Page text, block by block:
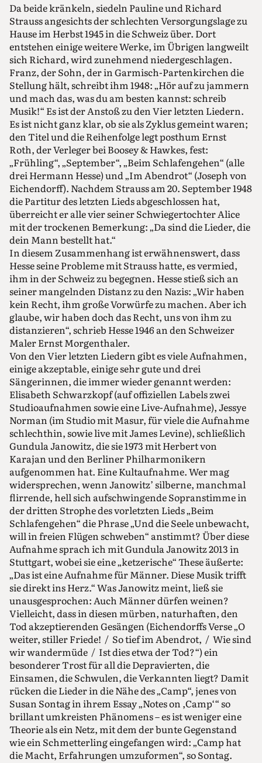
Da beide kränkeln, siedeln Pauline und Richard
Strauss angesichts der schlechten Versorgungslage zu
Hause im Herbst 1945 in die Schweiz über. Dort
entstehen einige weitere Werke, im Übrigen langweilt
sich Richard, wird zunehmend niedergeschlagen.
Franz, der Sohn, der in Garmisch-Partenkirchen die
Stellung hält, schreibt ihm 1948: „Hör auf zu jammern
und mach das, was du am besten kannst: schreib
Musik!“ Es ist der Anstoß zu den Vier letzten Liedern.
Es ist nicht ganz klar, ob sie als Zyklus gemeint waren;
den Titel und die Reihenfolge legt posthum Ernst
Roth, der Verleger bei Boosey & Hawkes, fest:
„Frühling“, „September“, „Beim Schlafengehen“ (alle
drei Hermann Hesse) und „Im Abendrot“ (Joseph von
Eichendorff). Nachdem Strauss am 20. September 1948
die Partitur des letzten Lieds abgeschlossen hat,
überreicht er alle vier seiner Schwiegertochter Alice
mit der trockenen Bemerkung: „Da sind die Lieder, die
dein Mann bestellt hat.“
In diesem Zusammenhang ist erwähnenswert, dass
Hesse seine Probleme mit Strauss hatte, es vermied,
ihm in der Schweiz zu begegnen. Hesse stieß sich an
seiner mangelnden Distanz zu den Nazis: „Wir haben
kein Recht, ihm große Vorwürfe zu machen. Aber ich
glaube, wir haben doch das Recht, uns von ihm zu
distanzieren“, schrieb Hesse 1946 an den Schweizer
Maler Ernst Morgenthaler.
Von den Vier letzten Liedern gibt es viele Aufnahmen,
einige akzeptable, einige sehr gute und drei
Sängerinnen, die immer wieder genannt werden:
Elisabeth Schwarzkopf (auf offiziellen Labels zwei
Studioaufnahmen sowie eine Live-Aufnahme), Jessye
Norman (im Studio mit Masur, für viele die Aufnahme
schlechthin, sowie live mit James Levine), schließlich
Gundula Janowitz, die sie 1973 mit Herbert von
Karajan und den Berliner Philharmonikern
aufgenommen hat. Eine Kultaufnahme. Wer mag
widersprechen, wenn Janowitz’ silberne, manchmal
flirrende, hell sich aufschwingende Sopranstimme in
der dritten Strophe des vorletzten Lieds „Beim
Schlafengehen“ die Phrase „Und die Seele unbewacht,
will in freien Flügen schweben“ anstimmt? Über diese
Aufnahme sprach ich mit Gundula Janowitz 2013 in
Stuttgart, wobei sie eine „ketzerische“ These äußerte:
„Das ist eine Aufnahme für Männer. Diese Musik trifft
sie direkt ins Herz.“ Was Janowitz meint, ließ sie
unausgesprochen: Auch Männer dürfen weinen?
Vielleicht, dass in diesen mürben, naturhaften, den
Tod akzeptierenden Gesängen (Eichendorffs Verse „O
weiter, stiller Friede! / So tief im Abendrot, / Wie sind
wir wandermüde / Ist dies etwa der Tod?“) ein
besonderer Trost für all die Depravierten, die
Einsamen, die Schwulen, die Verkannten liegt? Damit
rücken die Lieder in die Nähe des „Camp“, jenes von
Susan Sontag in ihrem Essay „Notes on ,Camp‘“ so
brillant umkreisten Phänomens – es ist weniger eine
Theorie als ein Netz, mit dem der bunte Gegenstand
wie ein Schmetterling eingefangen wird: „Camp hat
die Macht, Erfahrungen umzuformen“, so Sontag.